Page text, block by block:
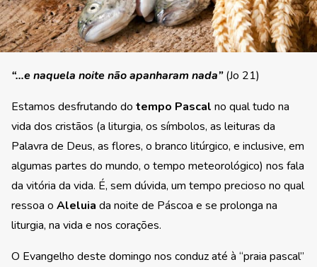
“…e naquela noite não apanharam nada”(Jo 21)
Estamos desfrutando do tempo Pascal no qual tudo na
vida dos cristãos (a liturgia, os símbolos, as leituras da
Palavra de Deus, as flores, o branco litúrgico, e inclusive, em
algumas partes do mundo, o tempo meteorológico) nos fala
da vitória da vida. É, sem dúvida, um tempo precioso no qual
ressoa o Aleluia da noite de Páscoa e se prolonga na
liturgia, na vida e nos corações.
O Evangelho deste domingo nos conduz até à “praia pascal”